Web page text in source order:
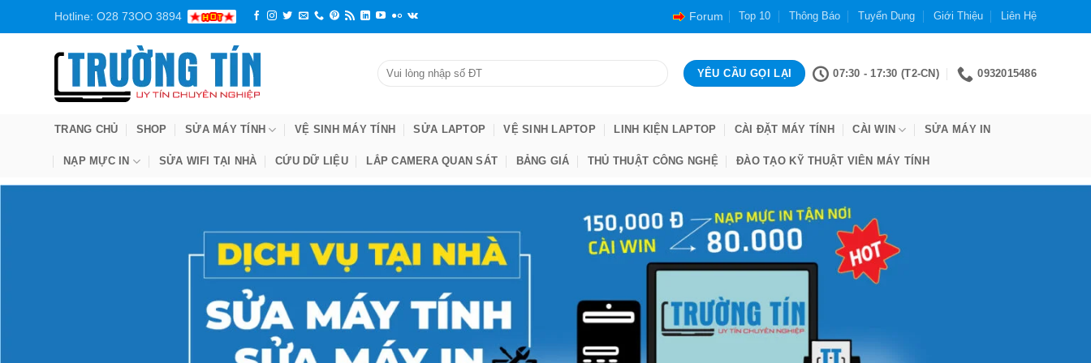
Hotline: O28 73OO 3894 Forum Top 10 Thông Báo Tuyển Dụng Giới Thiệu Liên Hệ
07:30 - 17:30 (T2-CN) 0932015486
TRANG CHỦ SHOP SỬA MÁY TÍNH VỆ SINH MÁY TÍNH SỬA LAPTOP VỆ SINH LAPTOP LINH KIỆN LAPTOP CÀI ĐẶT MÁY TÍNH CÀI WIN SỬA MÁY IN
NẠP MỰC IN SỬA WIFI TẠI NHÀ CỨU DỮ LIỆU LẮP CAMERA QUAN SÁT BẢNG GIÁ THỦ THUẬT CÔNG NGHỆ ĐÀO TẠO KỸ THUẬT VIÊN MÁY TÍNH